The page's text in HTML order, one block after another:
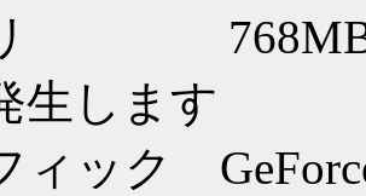
リ 768MB
生します
ィック